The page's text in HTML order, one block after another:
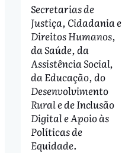
Secretarias de
Justiça, Cidadania e
Direitos Humanos,
da Saúde, da
Assistência Social,
da Educação, do
Desenvolvimento
Rural e de Inclusão
Digital e Apoio às
Políticas de
Equidade.